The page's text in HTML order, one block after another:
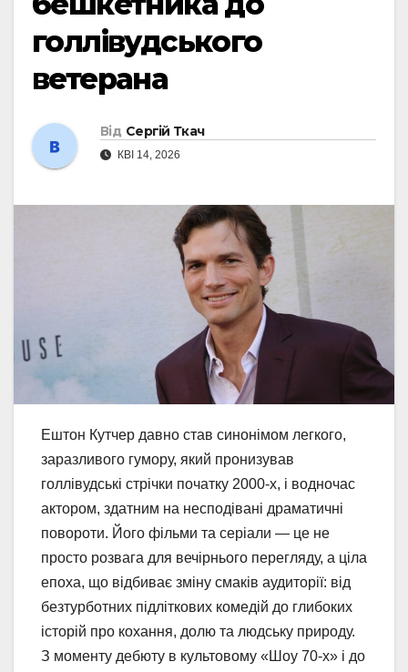
голлівудського
ветерана
Від Сергій Ткач
КВІ 14, 2026
Ештон Кутчер давно став синонімом легкого,
заразливого гумору, який пронизував
голлівудські стрічки початку 2000-х, і водночас
актором, здатним на несподівані драматичні
повороти. Його фільми та серіали — це не
просто розвага для вечірнього перегляду, а ціла
епоха, що відбиває зміну смаків аудиторії: від
безтурботних підліткових комедій до глибоких
історій про кохання, долю та людську природу.
З моменту дебюту в культовому «Шоу 70-х» і до